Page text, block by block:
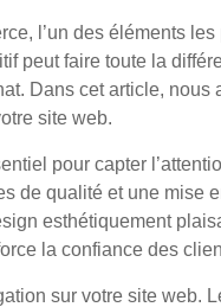
l’un des éléments
peut faire toute la
Dans cet article, nous
site web.
pour capter
de qualité et une mise
esthétiquement
la confiance des
sur votre site web.